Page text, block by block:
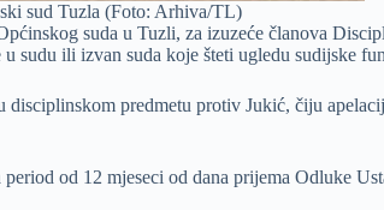
sud Tuzla (Foto: Arhiva/TL)
suda u Tuzli, za izuzeće članova
sudu ili izvan suda koje šteti ugledu sudijske
predmetu protiv Jukić, čiju
od 12 mjeseci od dana prijema Odluke